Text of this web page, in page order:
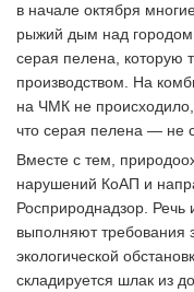
в начале октября
рыжий дым над
серая пелена, которую
производством. На
на ЧМК не
что серая пелена — не
Вместе с тем,
нарушений КоАП и
Росприроднадзор. Речь
выполняют требования
экологической
складируется шлак из